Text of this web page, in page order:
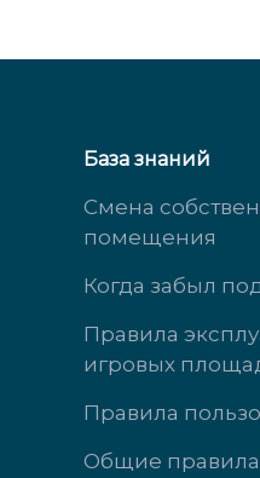
ул. Кузнецова, д. 21
доб. 3737
База знаний
Смена
помещения
Когда забыл
Правила
игровых
Правила
Общие